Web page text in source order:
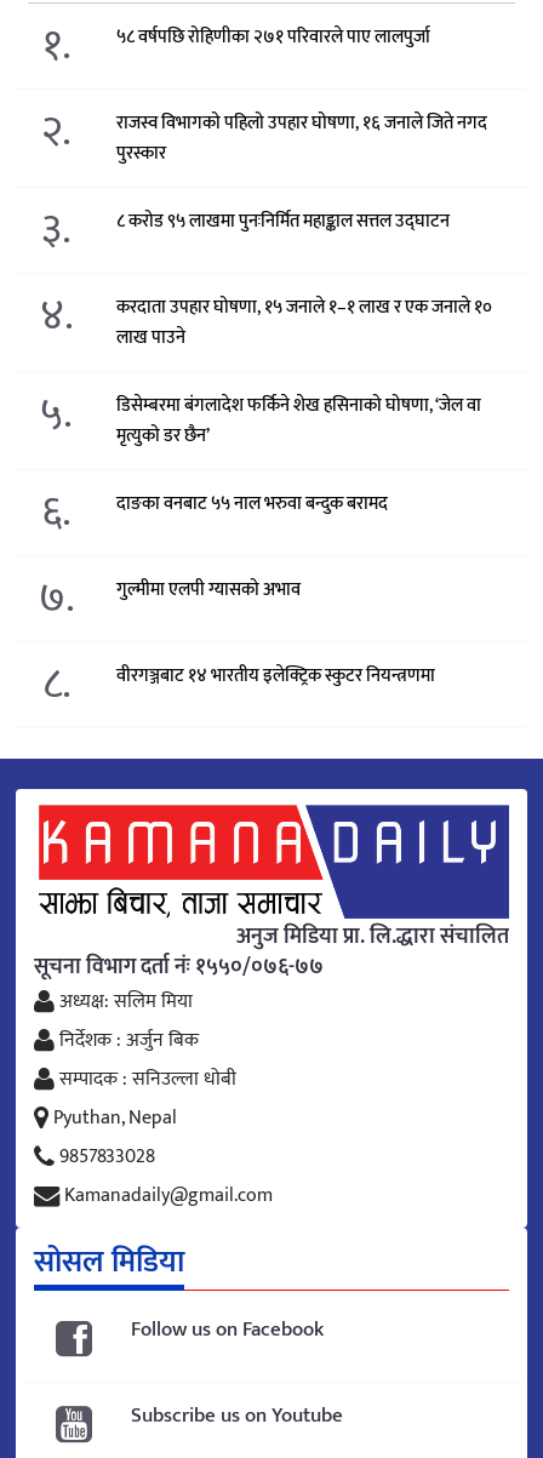
१. ५८ वर्षपछि रोहिणीका २७१ परिवारले पाए लालपुर्जा
२.
राजस्व विभागको पहिलो उपहार घोषणा, १६ जनाले जिते नगद
पुरस्कार
३. ८ करोड ९५ लाखमा पुनःनिर्मित महाङ्काल सत्तल उद्घाटन
४.
करदाता उपहार घोषणा, १५ जनाले १–१ लाख र एक जनाले १०
लाख पाउने
५.
डिसेम्बरमा बंगलादेश फर्किने शेख हसिनाको घोषणा, ‘जेल वा
मृत्युको डर छैन’
६. दाङका वनबाट ५५ नाल भरुवा बन्दुक बरामद
७. गुल्मीमा एलपी ग्यासको अभाव
८. वीरगञ्जबाट १४ भारतीय इलेक्ट्रिक स्कुटर नियन्त्रणमा
अनुज मिडिया प्रा. लि.द्धारा संचालित
सूचना विभाग दर्ता नंः १५५०/०७६-७७
अध्यक्ष: सलिम मिया
निर्देशक : अर्जुन बिक
सम्पादक : सनिउल्ला धोबी
Pyuthan, Nepal
9857833028
Kamanadaily@gmail.com
सोसल मिडिया
Follow us on Facebook
Subscribe us on Youtube